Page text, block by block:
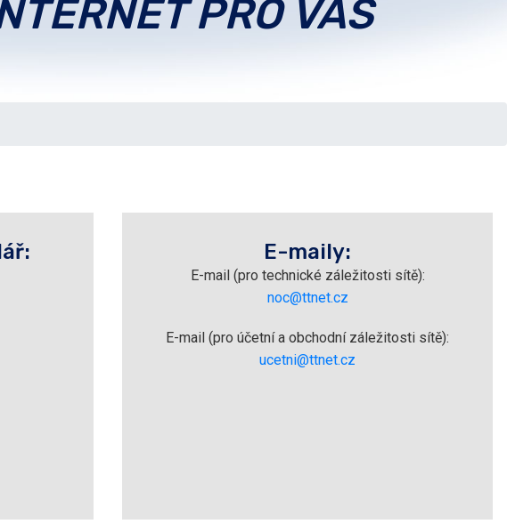
PRO VÁS
E-maily:
E-mail (pro technické záležitosti sítě):
noc@ttnet.cz
E-mail (pro účetní a obchodní záležitosti sítě):
ucetni@ttnet.cz